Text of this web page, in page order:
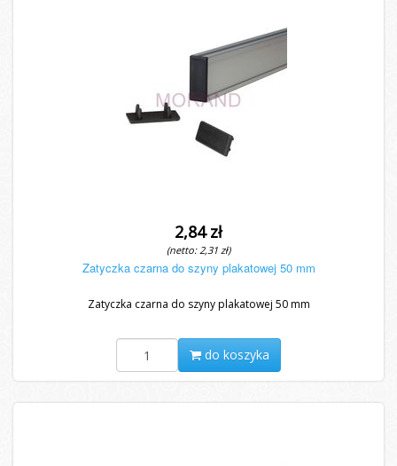
2,84 zł
(netto: 2,31 zł)
Zatyczka czarna do szyny plakatowej 50 mm
Zatyczka czarna do szyny plakatowej 50 mm
do koszyka